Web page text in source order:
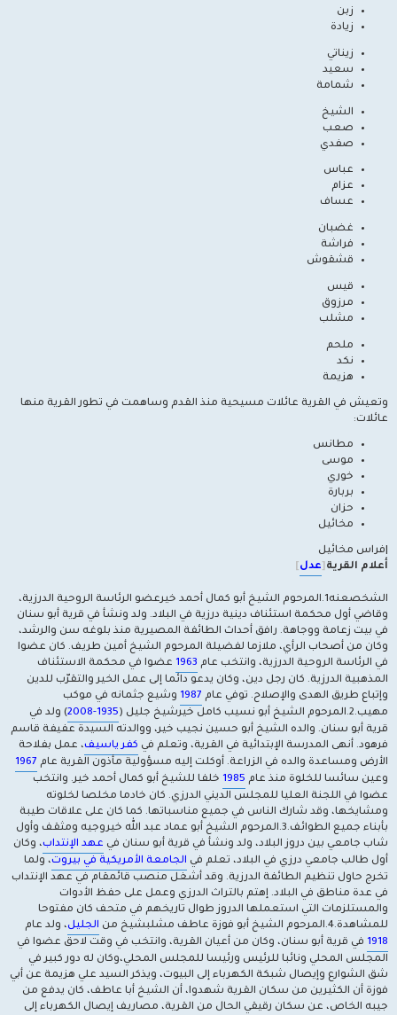
زبن
زيادة
زيناتي
سعيد
شمامة
الشيخ
صعب
صفدي
عباس
عزام
عساف
غضبان
فراشة
قشقوش
قيس
مرزوق
مشلب
ملحم
نكد
هزيمة
وتعيش في القرية عائلات مسيحية منذ القدم وساهمت في تطور القرية منها
عائلات:
مطانس
موسى
خوري
بربارة
حزان
مخائيل
|فراس مخائيل
أعلام القرية [عدل]
الشخصعنه1.المرحوم الشيخ أبو كمال أحمد خيرعضو الرئاسة الروحية الدرزية،
وقاضي أول محكمة استئناف دينية درزية في البلاد. ولد ونشأ في قرية أبو سنان
في بيت زعامة ووجاهة. رافق أحداث الطائفة المصيرية منذ بلوغه سن والرشد،
وكان من أصحاب الرأي، ملازما لفضيلة المرحوم الشيخ أمين طريف. كان عضوا
في الرئاسة الروحية الدرزية، وانتخب عام 1963 عضوا في محكمة الاستئناف
المذهبية الدرزية. كان رجل دين، وكان يدعو دائما إلى عمل الخير والتقرّب للدين
وإتباع طريق الهدى والإصلاح. توفي عام 1987 وشيع جثمانه في موكب
مهيب.2.المرحوم الشيخ أبو نسيب كامل خيرشيخ جليل (
1935
-2008
) ولد في
قرية أبو سنان. والده الشيخ أبو حسين نجيب خير، ووالدته السيدة عفيفة قاسم
فرهود. أنهى المدرسة الإبتدائية في القرية، وتعلم في كفر ياسيف، عمل بفلاحة
الأرض ومساعدة والده في الزراعة. أوكلت إليه مسؤولية مأذون القرية عام 1967
وعين سائسا للخلوة منذ عام 1985 خلفا للشيخ أبو كمال أحمد خير. وانتخب
عضوا في اللجنة العليا للمجلس الديني الدرزي. كان خادما مخلصا لخلوته
ومشايخها، وقد شارك الناس في جميع مناسباتها. كما كان على علاقات طيبة
بأبناء جميع الطوائف.3.المرحوم الشيخ أبو عماد عبد الله خيروجيه ومثقف وأول
شاب جامعي بين دروز البلاد، ولد ونشأ في قرية أبو سنان في عهد الإنتداب، وكان
أول طالب جامعي درزي في البلاد، تعلم في الجامعة الأمريكية في بيروت، ولما
تخرج حاول تنظيم الطائفة الدرزية. وقد أشغل منصب قائمقام في عهد الإنتداب
في عدة مناطق في البلاد. إهتم بالتراث الدرزي وعمل على حفظ الأدوات
والمستلزمات التي استعملها الدروز طوال تاريخهم في متحف كان مفتوحا
للمشاهدة.4.المرحوم الشيخ أبو فوزة عاطف مشلبشيخ من
الجليل، ولد عام
1918 في قرية أبو سنان، وكان من أعيان القرية، وانتخب في وقت لاحق عضوا في
المجلس المحلي ونائبا للرئيس ورئيسا للمجلس المحلي،وكان له دور كبير في
شق الشوارع وإيصال شبكة الكهرباء إلى البيوت، ويذكر السيد علي هزيمة عن أبي
فوزة أن الكثيرين من سكان القرية شهدوا، أن الشيخ أبا عاطف، كان يدفع من
جيبه الخاص، عن سكان رقيقي الحال من القرية، مصاريف إيصال الكهرباء إلى